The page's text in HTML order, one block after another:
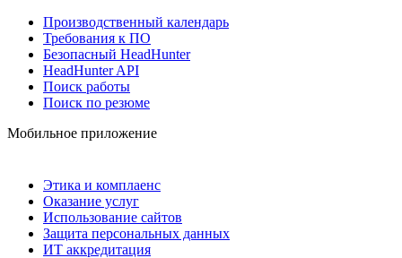
Производственный календарь
Требования к ПО
Безопасный HeadHunter
HeadHunter API
Поиск работы
Поиск по резюме
Мобильное приложение
Этика и комплаенс
Оказание услуг
Использование сайтов
Защита персональных данных
ИТ аккредитация